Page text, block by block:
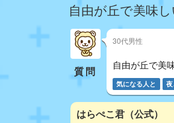
自由が丘で美味
質問
30代男性
自由が丘で美
気になる人と
はらぺこ君（公式）